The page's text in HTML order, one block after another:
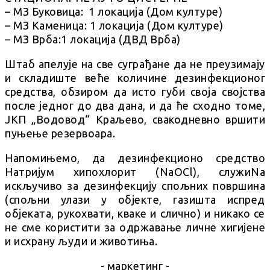
– МЗ Буковица: 1 локација (Дом културе)
– МЗ Каменица: 1 локација (Дом културе)
– МЗ Врба:1 локација (ДВД Врба)
Штаб апелује на све суграђане да не преузимају
и складиште веће количине дезинфекционог
средства, обзиром да исто губи своја својства
после једног до два дана, и да ће сходно томе,
ЈКП „Водовод“ Краљево, свакодневно вршити
пуњење резервоара.
Напомињемо, да дезинфекционо средство
Натријум хипохлорит (NaOCl), служиNa
искључиво за дезинфекцију спољних површина
(спољни улази у објекте, газишта испред
објеката, рукохвати, кваке и слично) и никако се
не сме користити за одржавање личне хигијене
и исхрану људи и животиња.
- маркетинг -